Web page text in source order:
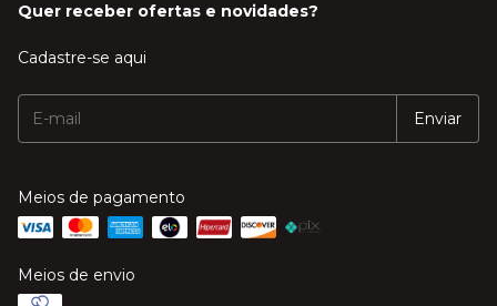
Quer receber ofertas e novidades?
Cadastre-se aqui
Meios de pagamento
Meios de envio